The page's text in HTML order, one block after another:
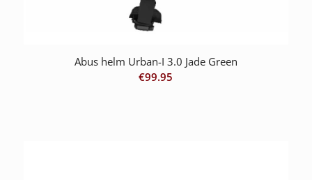
Abus helm Urban-I 3.0 Jade Green
€99.95